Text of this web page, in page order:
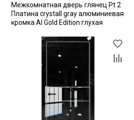
Межкомнатная дверь глянец Pt 2
Платина crystall gray алюминиевая
кромка Al Gold Edition глухая